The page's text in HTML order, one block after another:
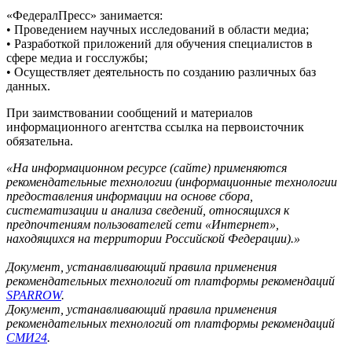
«ФедералПресс» занимается:
• Проведением научных исследований в области медиа;
• Разработкой приложений для обучения специалистов в
сфере медиа и госслужбы;
• Осуществляет деятельность по созданию различных баз
данных.
При заимствовании сообщений и материалов
информационного агентства ссылка на первоисточник
обязательна.
«На информационном ресурсе (сайте) применяются
рекомендательные технологии (информационные технологии
предоставления информации на основе сбора,
систематизации и анализа сведений, относящихся к
предпочтениям пользователей сети «Интернет»,
находящихся на территории Российской Федерации).»
Документ, устанавливающий правила применения
рекомендательных технологий от платформы рекомендаций
SPARROW.
Документ, устанавливающий правила применения
рекомендательных технологий от платформы рекомендаций
СМИ24.